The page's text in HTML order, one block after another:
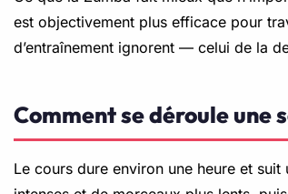
est objectivement plus efficace pour
d’entraînement ignorent — celui de la
Comment se déroule une
Le cours dure environ une heure et